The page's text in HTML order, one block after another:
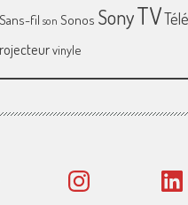
Sans-fil son Sonos SonyTV
vinyle
Instagram